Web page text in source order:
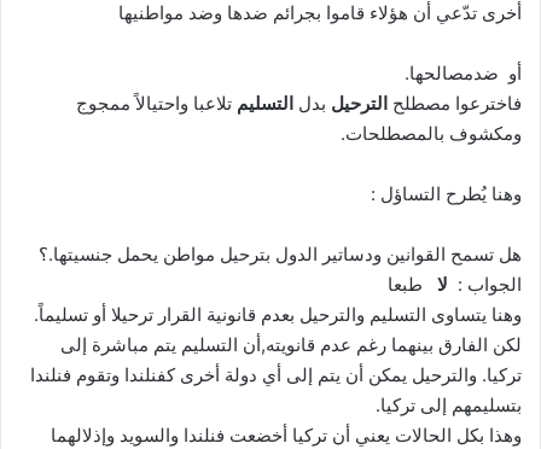
أخرى تدّعي أن هؤلاء قاموا بجرائم ضدها وضد مواطنيها
أو ضدمصالحها.
فاخترعوا مصطلح الترحيل بدل التسليم تلاعبا واحتيالاً ممجوج
ومكشوف بالمصطلحات.
وهنا يُطرح التساؤل :
هل تسمح القوانين ودساتير الدول بترحيل مواطن يحمل جنسيتها.؟
الجواب : لا طبعا
وهنا يتساوى التسليم والترحيل بعدم قانونية القرار ترحيلا أو تسليماً.
لكن الفارق بينهما رغم عدم قانويته,أن التسليم يتم مباشرة إلى
تركيا. والترحيل يمكن أن يتم إلى أي دولة أخرى كفنلندا وتقوم فنلندا
بتسليمهم إلى تركيا.
وهذا بكل الحالات يعني أن تركيا أخضعت فنلندا والسويد وإذلالهما